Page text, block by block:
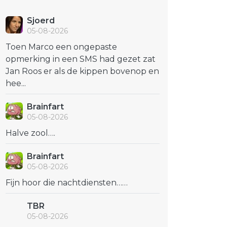
Sjoerd
05-08-2026
Toen Marco een ongepaste
opmerking in een SMS had gezet zat
Jan Roos er als de kippen bovenop en
hee...
Brainfart
05-08-2026
Halve zool….
Brainfart
05-08-2026
Fijn hoor die nachtdiensten……
TBR
05-08-2026